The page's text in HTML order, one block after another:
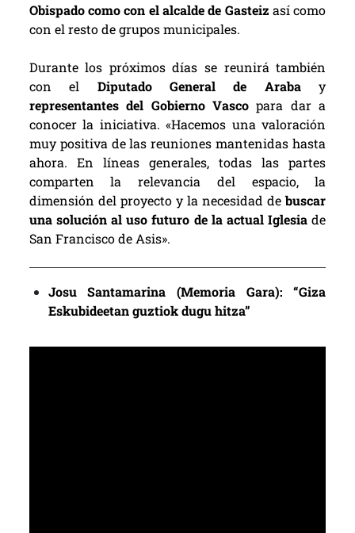
Obispado como con el alcalde de Gasteiz así como
con el resto de grupos municipales.
Durante los próximos días se reunirá también
con el Diputado General de Arabay
representantes del Gobierno Vasco para dar a
conocer la iniciativa. «Hacemos una valoración
muy positiva de las reuniones mantenidas hasta
ahora. En líneas generales, todas las partes
comparten la relevancia del espacio, la
dimensión del proyecto y la necesidad debuscar
una solución al uso futuro de la actual Iglesia de
San Francisco de Asis».
Josu Santamarina (Memoria Gara): “Giza
Eskubideetan guztiok dugu hitza”